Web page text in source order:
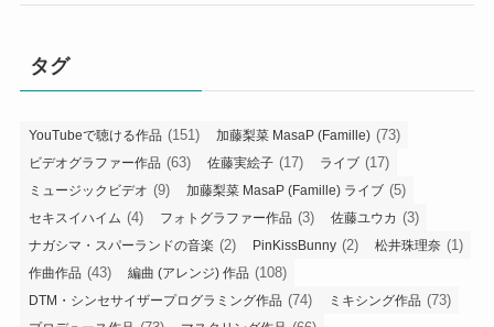
タグ
YouTubeで聴ける作品 (151) 加藤梨菜 MasaP (Famille) (73)
ビデオグラファー作品 (63) 佐藤実絵子 (17) ライブ (17)
ミュージックビデオ (9) 加藤梨菜 MasaP (Famille) ライブ (5)
セキスイハイム (4) フォトグラファー作品 (3) 佐藤ユウカ (3)
ナガシマ・スパーランドの音楽 (2) PinKissBunny (2) 松井珠理奈 (1)
作曲作品 (43) 編曲 (アレンジ) 作品 (108)
DTM・シンセサイザープログラミング作品 (74) ミキシング作品 (73)